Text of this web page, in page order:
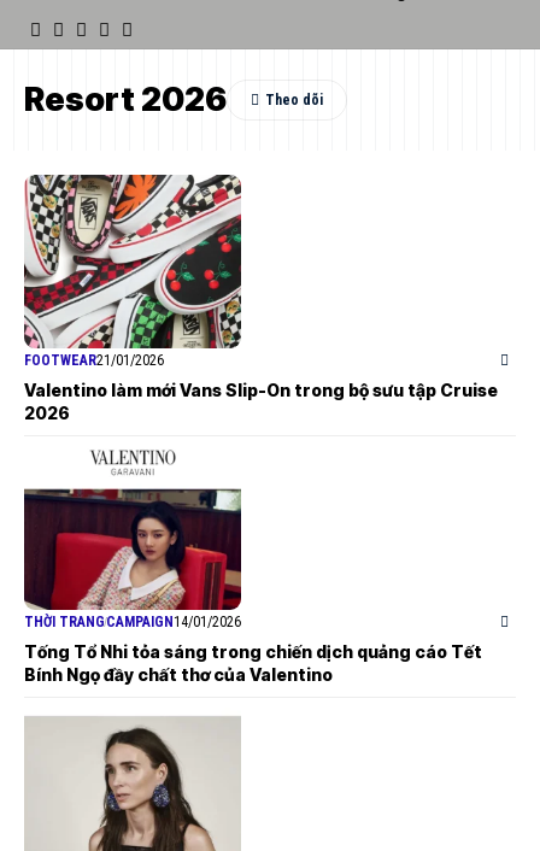
Resort 2026
FOOTWEAR21/01/2026
Valentino làm mới Vans Slip-On trong bộ sưu tập Cruise
2026
THỜI TRANGCAMPAIGN 14/01/2026
Tống Tổ Nhi tỏa sáng trong chiến dịch quảng cáo Tết
Bính Ngọ đầy chất thơ của Valentino